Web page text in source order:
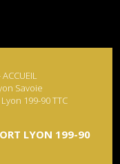
Savoie
199-90 TTC
LYON 199-90